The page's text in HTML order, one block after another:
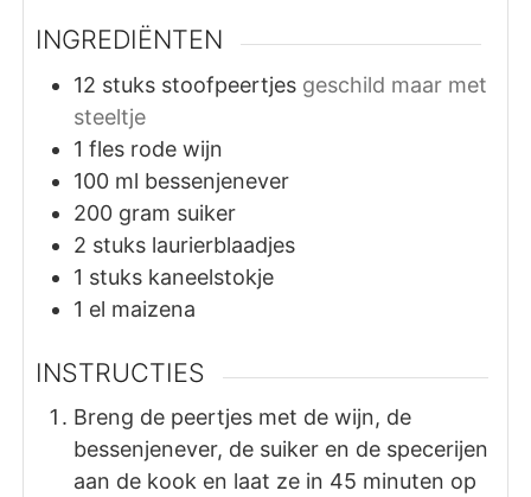
INGREDIËNTEN
12 stuks stoofpeertjes geschild maar met
steeltje
1 fles rode wijn
100 ml bessenjenever
200 gram suiker
2 stuks laurierblaadjes
1 stuks kaneelstokje
1 el maizena
INSTRUCTIES
Breng de peertjes met de wijn, de
bessenjenever, de suiker en de specerijen
aan de kook en laat ze in 45 minuten op